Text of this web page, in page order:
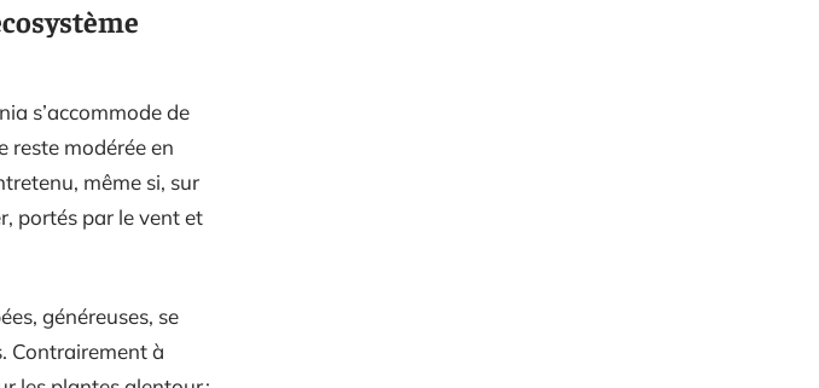
s’accommode de
reste modérée en
même si, sur
portés par le vent et
généreuses, se
Contrairement à